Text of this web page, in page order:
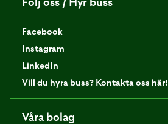
Facebook
Instagram
LinkedIn
Vill du hyra buss? Kontakta oss här!
Våra bolag